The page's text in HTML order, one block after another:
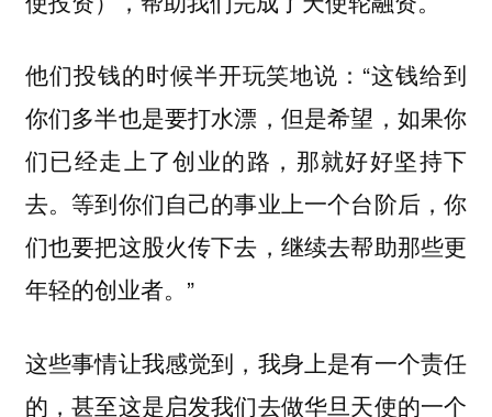
他们投钱的时候半开玩笑地说：“这钱给到
你们多半也是要打水漂，但是希望，如果你
们已经走上了创业的路，那就好好坚持下
去。等到你们自己的事业上一个台阶后，你
们也要把这股火传下去，继续去帮助那些更
年轻的创业者。”
这些事情让我感觉到，我身上是有一个责任
的，甚至这是启发我们去做华旦天使的一个